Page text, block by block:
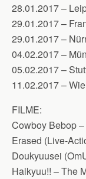
28.01.2017 –
29.01.2017 –
29.01.2017 –
04.02.2017 –
05.02.2017 –
11.02.2017 –
FILME:
Cowboy Bebop
Erased (Live-
Doukyuusei
Haikyuu!! – The